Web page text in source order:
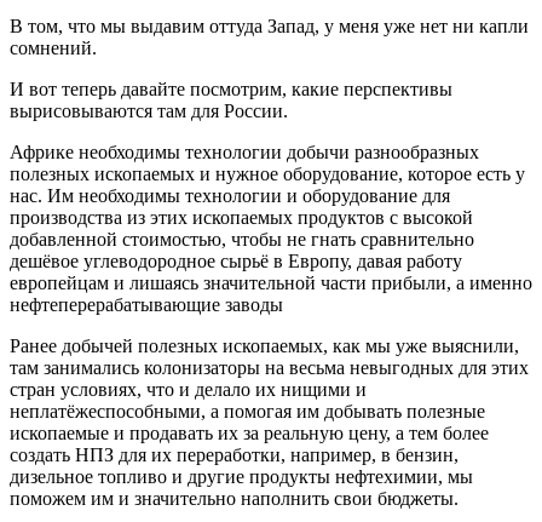
В том, что мы выдавим оттуда Запад, у меня уже нет ни капли
сомнений.
И вот теперь давайте посмотрим, какие перспективы
вырисовываются там для России.
Африке необходимы технологии добычи разнообразных
полезных ископаемых и нужное оборудование, которое есть у
нас. Им необходимы технологии и оборудование для
производства из этих ископаемых продуктов с высокой
добавленной стоимостью, чтобы не гнать сравнительно
дешёвое углеводородное сырьё в Европу, давая работу
европейцам и лишаясь значительной части прибыли, а именно
нефтеперерабатывающие заводы
Ранее добычей полезных ископаемых, как мы уже выяснили,
там занимались колонизаторы на весьма невыгодных для этих
стран условиях, что и делало их нищими и
неплатёжеспособными, а помогая им добывать полезные
ископаемые и продавать их за реальную цену, а тем более
создать НПЗ для их переработки, например, в бензин,
дизельное топливо и другие продукты нефтехимии, мы
поможем им и значительно наполнить свои бюджеты.